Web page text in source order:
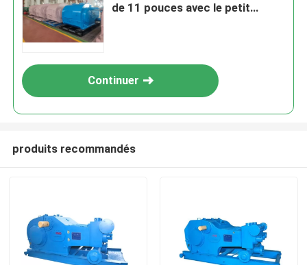
de 11 pouces avec le petit
Continuer
produits recommandés